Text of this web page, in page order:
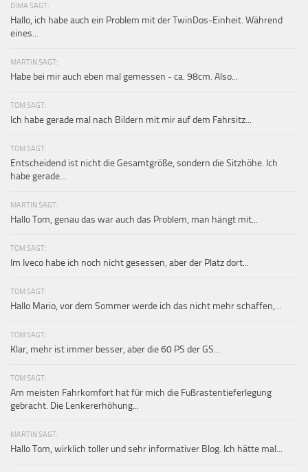
DIMA SAGT:
Hallo, ich habe auch ein Problem mit der TwinDos-Einheit. Während
eines...
MARTIN SAGT:
Habe bei mir auch eben mal gemessen - ca. 98cm. Also...
TOM SAGT:
Ich habe gerade mal nach Bildern mit mir auf dem Fahrsitz...
TOM SAGT:
Entscheidend ist nicht die Gesamtgröße, sondern die Sitzhöhe. Ich
habe gerade...
MARTIN SAGT:
Hallo Tom, genau das war auch das Problem, man hängt mit...
TOM SAGT:
Im Iveco habe ich noch nicht gesessen, aber der Platz dort...
TOM SAGT:
Hallo Mario, vor dem Sommer werde ich das nicht mehr schaffen,...
TOM SAGT:
Klar, mehr ist immer besser, aber die 60 PS der GS...
TOM SAGT:
Am meisten Fahrkomfort hat für mich die Fußrastentieferlegung
gebracht. Die Lenkererhöhung...
MARTIN SAGT:
Hallo Tom, wirklich toller und sehr informativer Blog. Ich hätte mal...